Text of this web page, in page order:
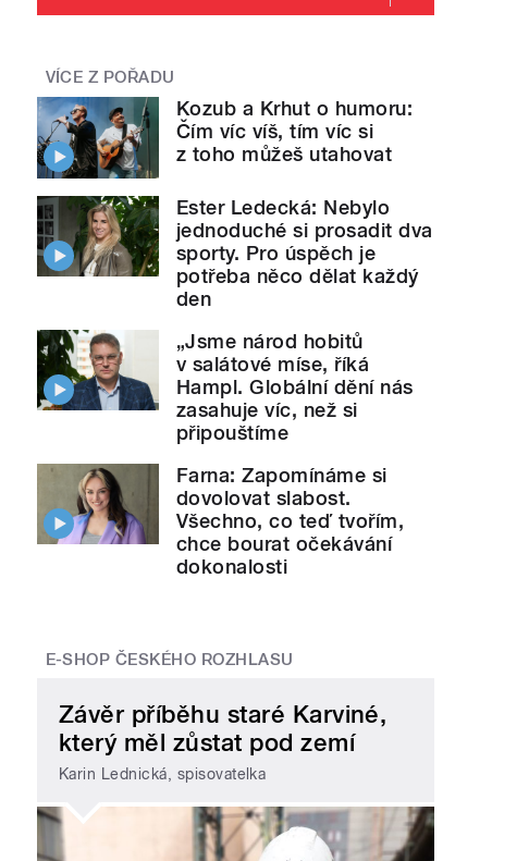
VÍCE Z POŘADU
Kozub a Krhut o humoru:
Čím víc víš, tím víc si
z toho můžeš utahovat
Ester Ledecká: Nebylo
jednoduché si prosadit dva
sporty. Pro úspěch je
potřeba něco dělat každý
den
„Jsme národ hobitů
v salátové míse, říká
Hampl. Globální dění nás
zasahuje víc, než si
připouštíme
Farna: Zapomínáme si
dovolovat slabost.
Všechno, co teď tvořím,
chce bourat očekávání
dokonalosti
E-SHOP ČESKÉHO ROZHLASU
Závěr příběhu staré Karviné,
který měl zůstat pod zemí
Karin Lednická, spisovatelka